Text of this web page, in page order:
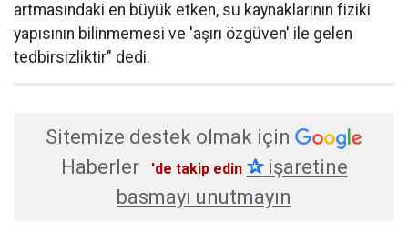
artmasındaki en büyük etken, su kaynaklarının fiziki
yapısının bilinmemesi ve 'aşırı özgüven' ile gelen
tedbirsizliktir" dedi.
Sitemize destek olmak için
Haberler
'de takip edin ✰işaretine
basmayı unutmayın